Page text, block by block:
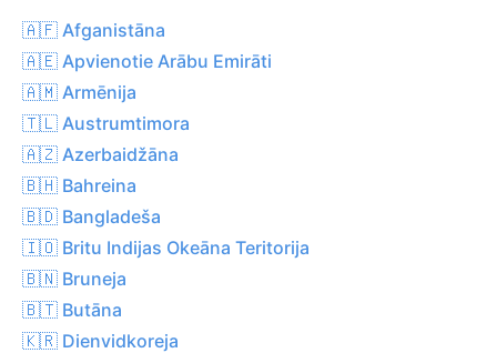
🇦🇫 Afganistāna
🇦🇪 Apvienotie Arābu Emirāti
🇦🇲 Armēnija
🇹🇱 Austrumtimora
🇦🇿 Azerbaidžāna
🇧🇭 Bahreina
🇧🇩 Bangladeša
🇮🇴 Britu Indijas Okeāna Teritorija
🇧🇳 Bruneja
🇧🇹 Butāna
🇰🇷 Dienvidkoreja